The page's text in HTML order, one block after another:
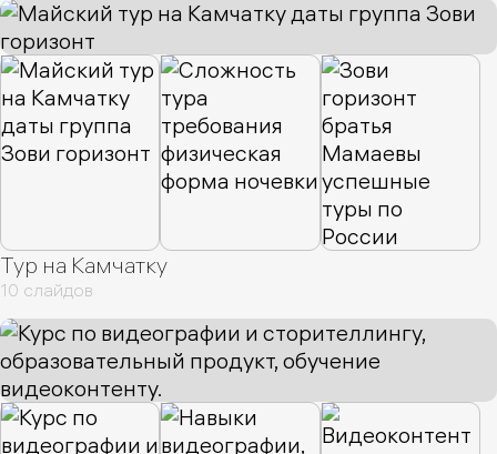
Тур на Камчатку
10 слайдов